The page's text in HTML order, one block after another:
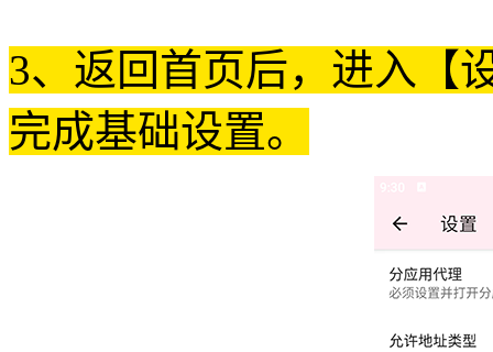
3、返回首页后，进入【
完成基础设置。